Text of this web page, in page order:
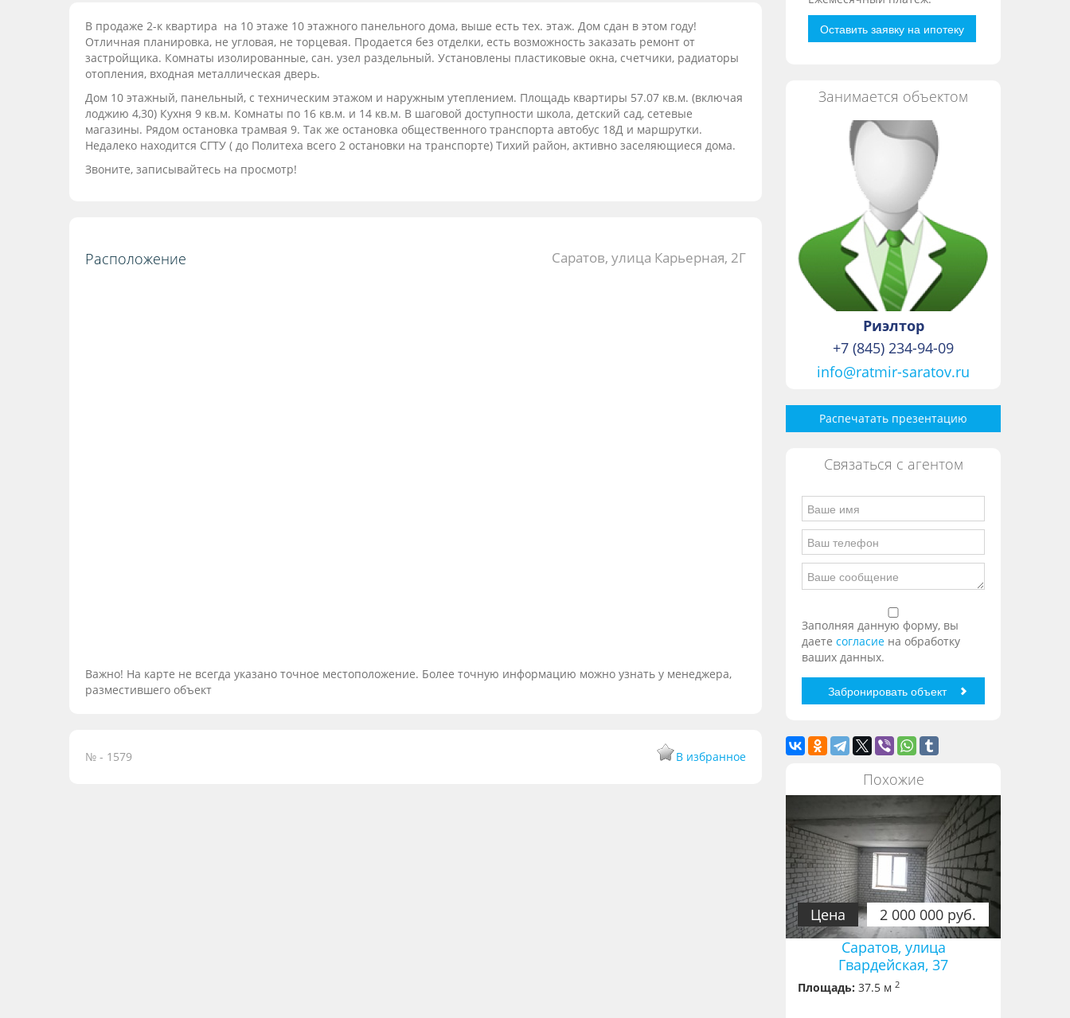
В продаже 2-к квартира на 10 этаже 10 этажного панельного дома, выше есть тех. этаж. Дом сдан в этом году!
Отличная планировка, не угловая, не торцевая. Продается без отделки, есть возможность заказать ремонт от
застройщика. Комнаты изолированные, сан. узел раздельный. Установлены плaстиковыe окна, счетчики, радиаторы
отопления, входная металлическая дверь.
Дом 10 этажный, панельный, с техническим этажом и наружным утеплением. Площадь квартиры 57.07 кв.м. (включая
лоджию 4,30) Кухня 9 кв.м. Комнаты по 16 кв.м. и 14 кв.м. В шаговой доступности школа, детский сад, сетевые
магазины. Рядом остановка трамвая 9. Так же остановка общественного транспорта автобус 18Д и маршрутки.
Недалеко находится СГТУ ( до Политеха всего 2 остановки на транспорте) Тихий район, активно заселяющиеся дома.
Звоните, записывайтесь на просмотр!
Расположение Саратов, улица Карьерная, 2Г
Важно! На карте не всегда указано точное местоположение. Более точную информацию можно узнать у менеджера,
разместившего объект
№ - 1579 В избранное
Оставить заявку на ипотеку
Занимается объектом
Риэлтор
+7 (845) 234-94-09
info@ratmir-saratov.ru
Распечатать презентацию
Связаться с агентом
Заполняя данную форму, вы
даете согласие на обработку
ваших данных.
Похожие
2 000 000 руб.
Цена
Саратов, улица
Гвардейская, 37
Площадь: 37.5 м 2